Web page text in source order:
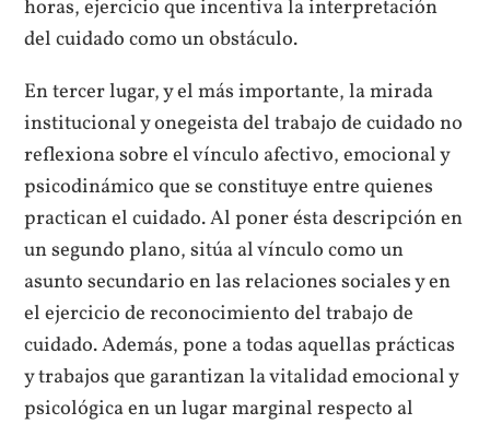
horas, ejercicio que incentiva la interpretación
del cuidado como un obstáculo.
En tercer lugar, y el más importante, la mirada
institucional y onegeista del trabajo de cuidado no
reflexiona sobre el vínculo afectivo, emocional y
psicodinámico que se constituye entre quienes
practican el cuidado. Al poner ésta descripción en
un segundo plano, sitúa al vínculo como un
asunto secundario en las relaciones sociales y en
el ejercicio de reconocimiento del trabajo de
cuidado. Además, pone a todas aquellas prácticas
y trabajos que garantizan la vitalidad emocional y
psicológica en un lugar marginal respecto al